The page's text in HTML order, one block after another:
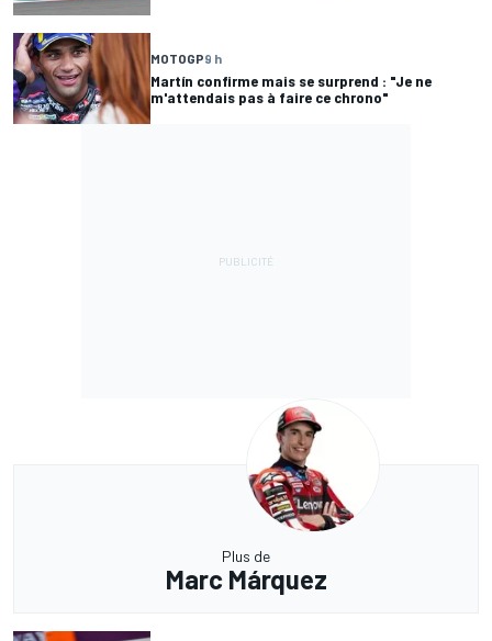
MOTOGP9 h
Martín confirme mais se surprend : "Je ne
m'attendais pas à faire ce chrono"
Plus de
Marc Márquez